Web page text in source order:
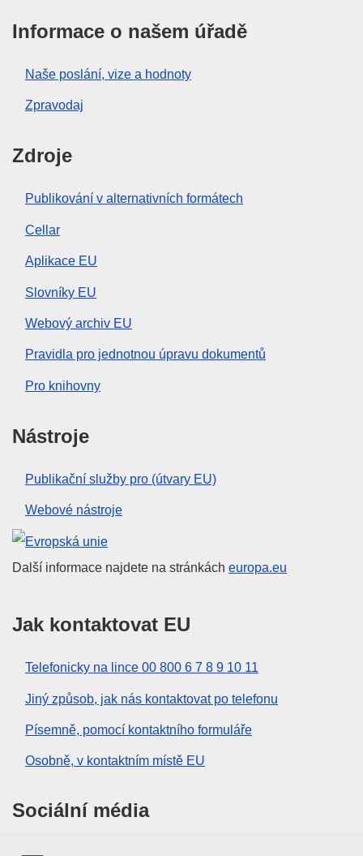
Informace o našem úřadě
Naše poslání, vize a hodnoty
Zpravodaj
Zdroje
Publikování v alternativních formátech
Cellar
Aplikace EU
Slovníky EU
Webový archiv EU
Pravidla pro jednotnou úpravu dokumentů
Pro knihovny
Nástroje
Publikační služby pro (útvary EU)
Webové nástroje
Evropská unie
Další informace najdete na stránkách europa.eu
Jak kontaktovat EU
Telefonicky na lince 00 800 6 7 8 9 10 11
Jiný způsob, jak nás kontaktovat po telefonu
Písemně, pomocí kontaktního formuláře
Osobně, v kontaktním místě EU
Sociální média
Vyhledávání informačních kanálů EU v sociálních